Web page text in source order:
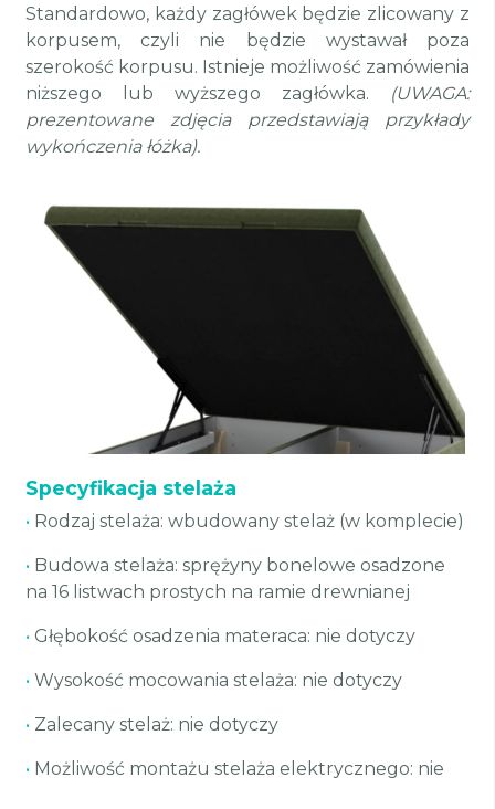
Standardowo, każdy zagłówek będzie zlicowany z
korpusem, czyli nie będzie wystawał poza
szerokość korpusu. Istnieje możliwość zamówienia
niższego lub wyższego zagłówka.
(UWAGA:
prezentowane zdjęcia przedstawiają przykłady
wykończenia łóżka).
Specyfikacja stelaża
• Rodzaj stelaża: wbudowany stelaż (w komplecie)
• Budowa stelaża: sprężyny bonelowe osadzone
na 16 listwach prostych na ramie drewnianej
• Głębokość osadzenia materaca: nie dotyczy
• Wysokość mocowania stelaża: nie dotyczy
• Zalecany stelaż: nie dotyczy
• Możliwość montażu stelaża elektrycznego: nie